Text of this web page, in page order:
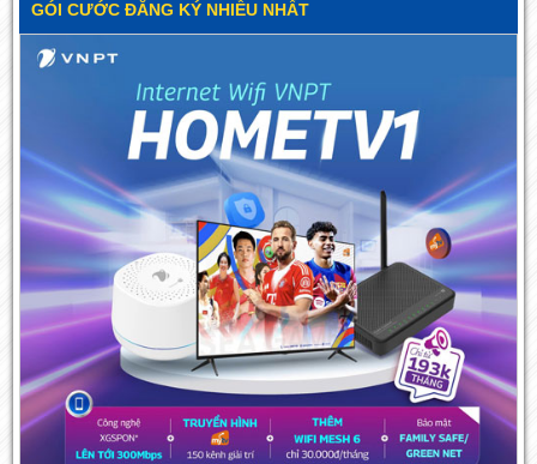
GÓI CƯỚC ĐĂNG KÝ NHIỀU NHẤT